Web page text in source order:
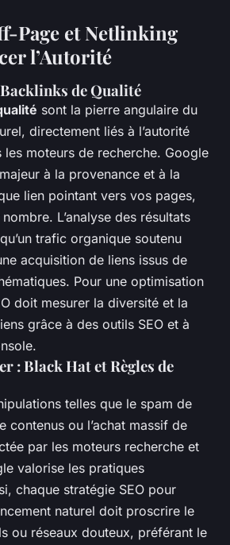
Page et Netlinking
l’Autorité
de Qualité
sont la pierre angulaire du
directement liés à l’autorité
les moteurs de recherche. Google
à la provenance et à la
lien pointant vers vos pages,
L’analyse des résultats
trafic organique soutenu
acquisition de liens issus de
Pour une optimisation
doit mesurer la diversité et la
grâce à des outils SEO et à
: Black Hat et Règles de
telles que le spam de
contenus ou l’achat massif de
par les moteurs recherche et
valorise les pratiques
chaque stratégie SEO pour
naturel doit proscrire le
ou réseaux douteux, préférant le